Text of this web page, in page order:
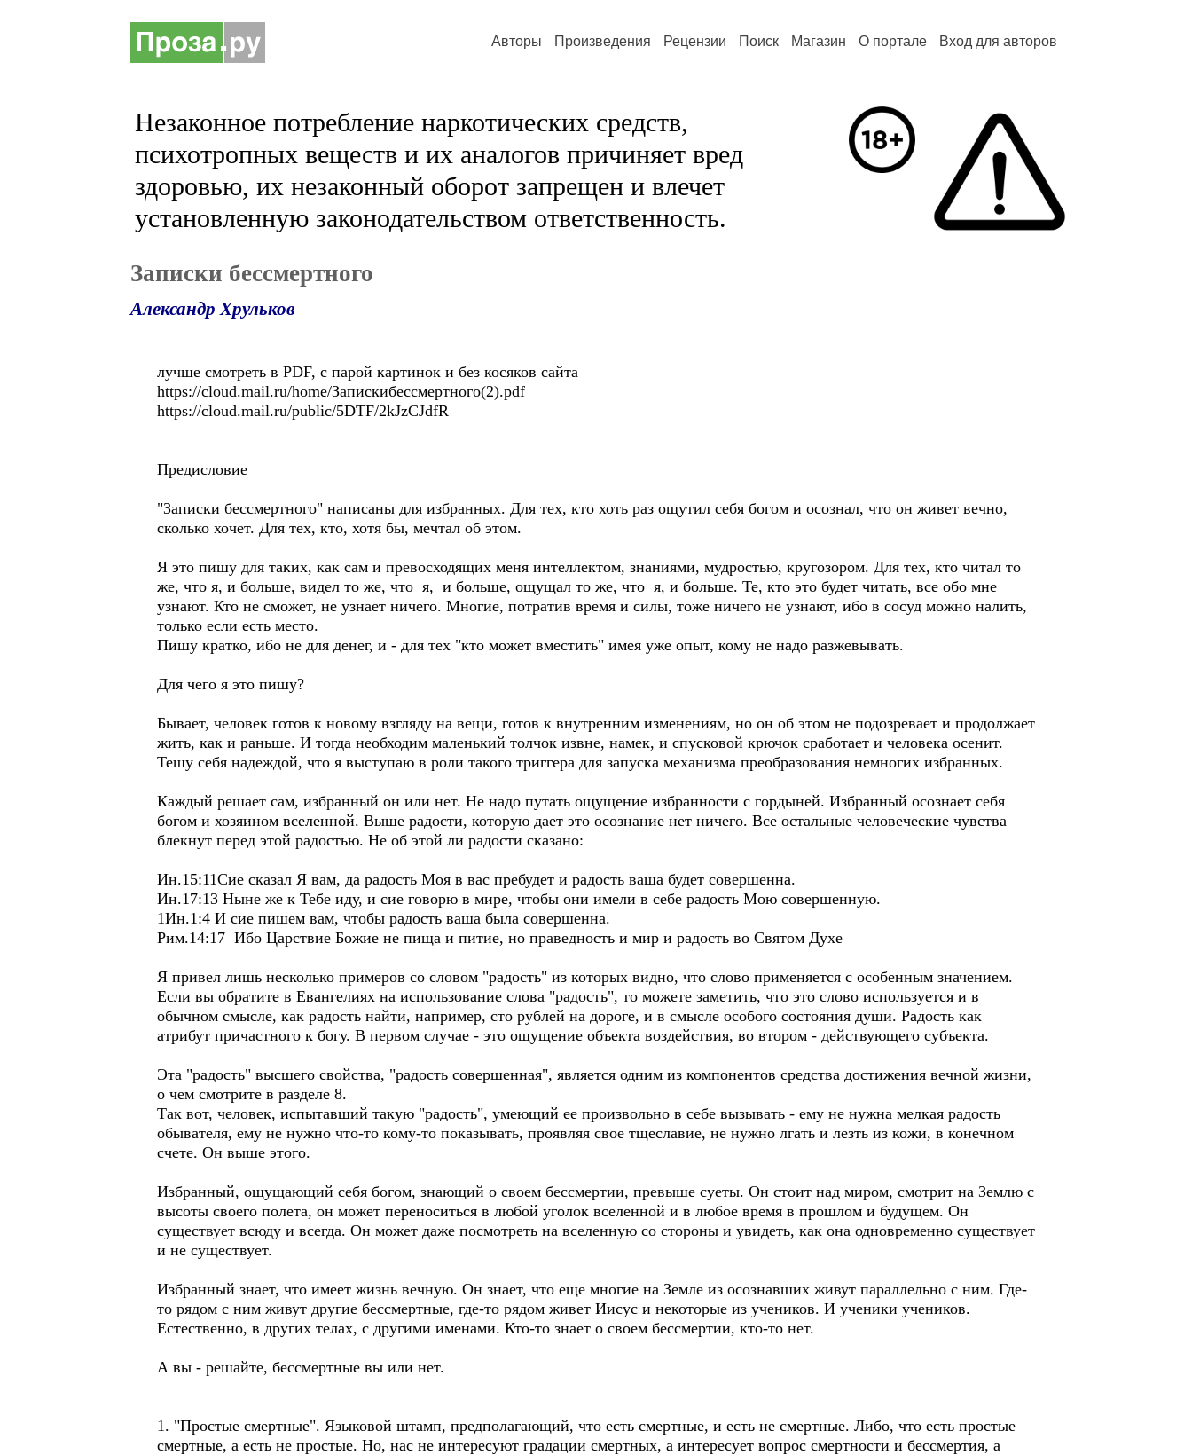
Авторы Произведения Рецензии Поиск Магазин О портале Вход для авторов
Незаконное потребление наркотических средств,
психотропных веществ и их аналогов причиняет вред
здоровью, их незаконный оборот запрещен и влечет
установленную законодательством ответственность.
Записки бессмертного
Александр Хрульков
лучше смотреть в PDF, с парой картинок и без косяков сайта
https://cloud.mail.ru/home/Запискибессмертного(2).pdf
https://cloud.mail.ru/public/5DTF/2kJzCJdfR
Предисловие
"Записки бессмертного" написаны для избранных. Для тех, кто хоть раз ощутил себя богом и осознал, что он живет вечно,
сколько хочет. Для тех, кто, хотя бы, мечтал об этом.
Я это пишу для таких, как сам и превосходящих меня интеллектом, знаниями, мудростью, кругозором. Для тех, кто читал то
же, что я, и больше, видел то же, что я, и больше, ощущал то же, что я, и больше. Те, кто это будет читать, все обо мне
узнают. Кто не сможет, не узнает ничего. Многие, потратив время и силы, тоже ничего не узнают, ибо в сосуд можно налить,
только если есть место.
Пишу кратко, ибо не для денег, и - для тех "кто может вместить" имея уже опыт, кому не надо разжевывать.
Для чего я это пишу?
Бывает, человек готов к новому взгляду на вещи, готов к внутренним изменениям, но он об этом не подозревает и продолжает
жить, как и раньше. И тогда необходим маленький толчок извне, намек, и спусковой крючок сработает и человека осенит.
Тешу себя надеждой, что я выступаю в роли такого триггера для запуска механизма преобразования немногих избранных.
Каждый решает сам, избранный он или нет. Не надо путать ощущение избранности с гордыней. Избранный осознает себя
богом и хозяином вселенной. Выше радости, которую дает это осознание нет ничего. Все остальные человеческие чувства
блекнут перед этой радостью. Не об этой ли радости сказано:
Ин.15:11Сие сказал Я вам, да радость Моя в вас пребудет и радость ваша будет совершенна.
Ин.17:13 Ныне же к Тебе иду, и сие говорю в мире, чтобы они имели в себе радость Мою совершенную.
1Ин.1:4 И сие пишем вам, чтобы радость ваша была совершенна.
Рим.14:17 Ибо Царствие Божие не пища и питие, но праведность и мир и радость во Святом Духе
Я привел лишь несколько примеров со словом "радость" из которых видно, что слово применяется с особенным значением.
Если вы обратите в Евангелиях на использование слова "радость", то можете заметить, что это слово используется и в
обычном смысле, как радость найти, например, сто рублей на дороге, и в смысле особого состояния души. Радость как
атрибут причастного к богу. В первом случае - это ощущение объекта воздействия, во втором - действующего субъекта.
Эта "радость" высшего свойства, "радость совершенная", является одним из компонентов средства достижения вечной жизни,
о чем смотрите в разделе 8.
Так вот, человек, испытавший такую "радость", умеющий ее произвольно в себе вызывать - ему не нужна мелкая радость
обывателя, ему не нужно что-то кому-то показывать, проявляя свое тщеславие, не нужно лгать и лезть из кожи, в конечном
счете. Он выше этого.
Избранный, ощущающий себя богом, знающий о своем бессмертии, превыше суеты. Он стоит над миром, смотрит на Землю с
высоты своего полета, он может переноситься в любой уголок вселенной и в любое время в прошлом и будущем. Он
существует всюду и всегда. Он может даже посмотреть на вселенную со стороны и увидеть, как она одновременно существует
и не существует.
Избранный знает, что имеет жизнь вечную. Он знает, что еще многие на Земле из осознавших живут параллельно с ним. Где-
то рядом с ним живут другие бессмертные, где-то рядом живет Иисус и некоторые из учеников. И ученики учеников.
Естественно, в других телах, с другими именами. Кто-то знает о своем бессмертии, кто-то нет.
А вы - решайте, бессмертные вы или нет.
1. "Простые смертные". Языковой штамп, предполагающий, что есть смертные, и есть не смертные. Либо, что есть простые
смертные, а есть не простые. Но, нас не интересуют градации смертных, а интересует вопрос смертности и бессмертия, а